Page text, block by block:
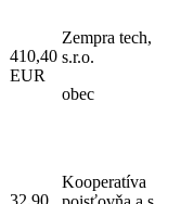
410,40
EUR
Zempra tech,
s.r.o.
obec
32,90
Kooperatíva